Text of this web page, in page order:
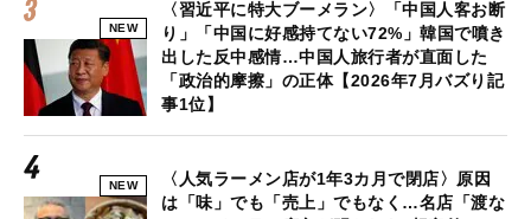
NEW
〈習近平に特大ブーメラン〉「中国人客お断
り」「中国に好感持てない72%」韓国で噴き
出した反中感情…中国人旅行者が直面した
「政治的摩擦」の正体【2026年7月バズり記
事1位】
NEW
〈人気ラーメン店が1年3カ月で閉店〉原因
は「味」でも「売上」でもなく…名店「渡な